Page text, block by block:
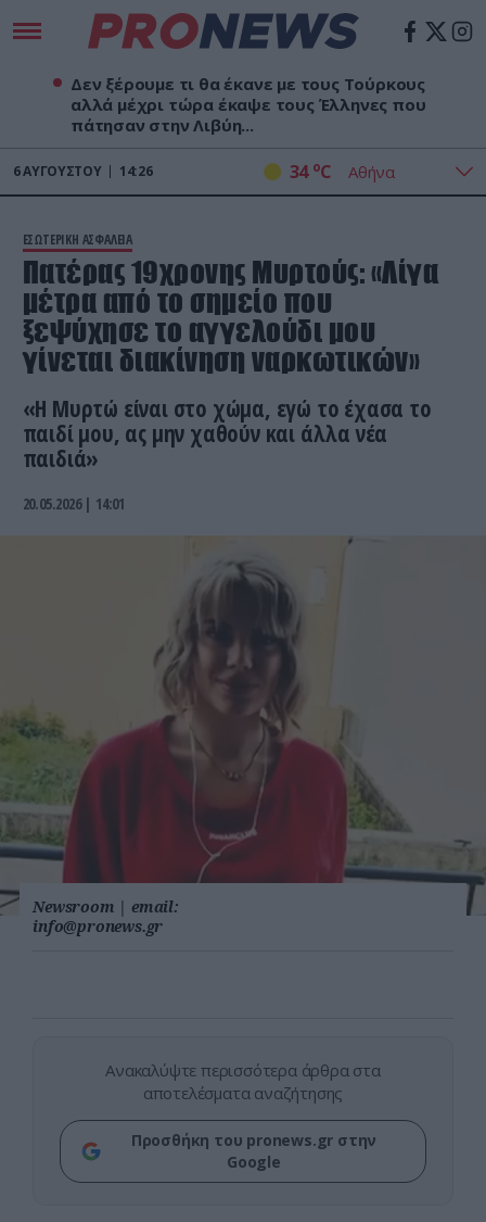
Δεν ξέρουμε τι θα έκανε με τους Τούρκους
αλλά μέχρι τώρα έκαψε τους Έλληνες που
πάτησαν στην Λιβύη...
6ΑΥΓΟΎΣΤΟΥ 14:26 34 oC
ΕΣΩΤΕΡΙΚΗ ΑΣΦΑΛΕΙΑ
Πατέρας 19χρονης Μυρτούς: «Λίγα
μέτρα από το σημείο που
ξεψύχησε το αγγελούδι μου
γίνεται διακίνηση ναρκωτικών»
«Η Μυρτώ είναι στο χώμα, εγώ το έχασα το
παιδί μου, ας μην χαθούν και άλλα νέα
παιδιά»
20.05.2026 | 14:01
Newsroom | email:
info@pronews.gr
Ανακαλύψτε περισσότερα άρθρα στα
αποτελέσματα αναζήτησης
Προσθήκη του pronews.gr στην
Google